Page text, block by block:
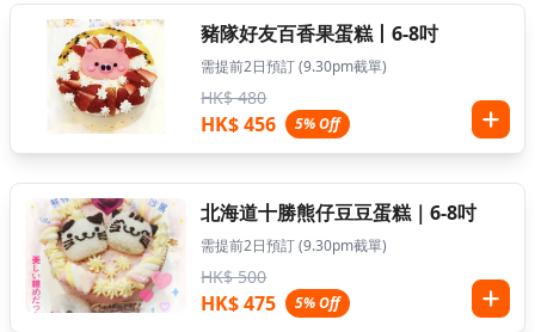
豬隊好友百香果蛋糕丨6-8吋
需提前2日預訂 (9.30pm截單)
HK$ 480
HK$ 456 5% Off
北海道十勝熊仔豆豆蛋糕｜6-8吋
需提前2日預訂 (9.30pm截單)
HK$ 500
HK$ 475 5% Off